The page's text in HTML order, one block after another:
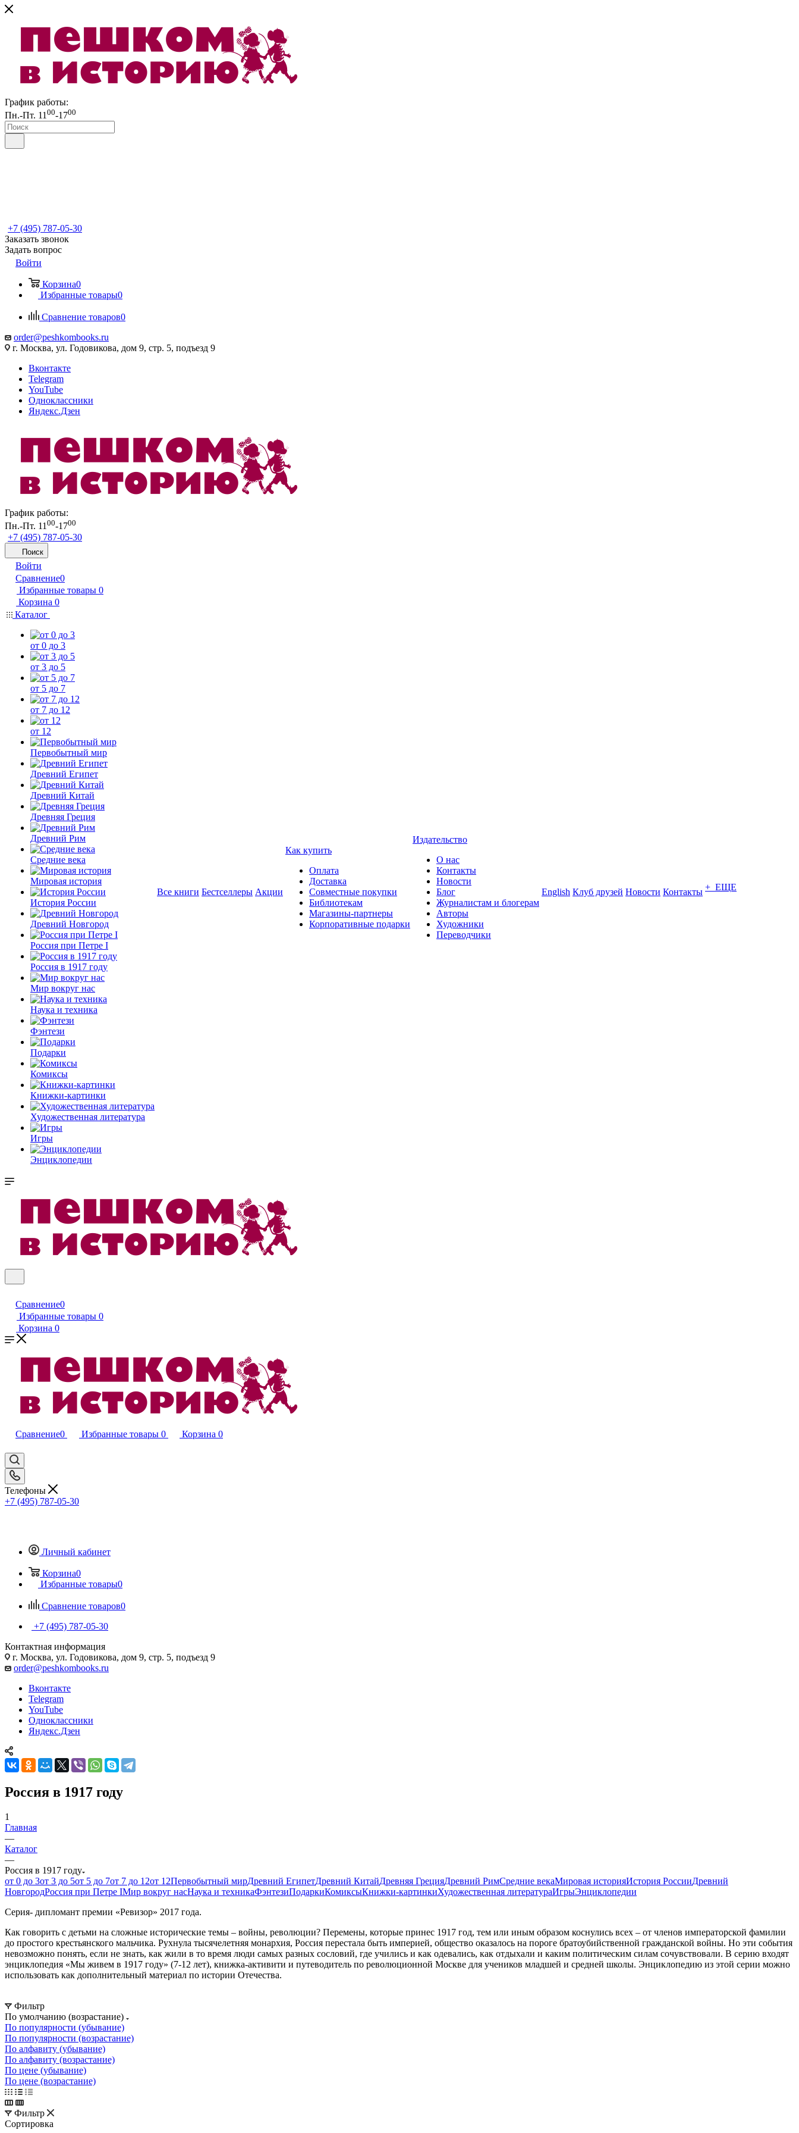
График работы:
Пн.-Пт. 11 00-1700
+7 (495) 787-05-30
Заказать звонок
Задать вопрос
Войти
Корзина0
Избранные товары0
Сравнение товаров0
order@peshkombooks.ru
г. Москва, ул. Годовикова, дом 9, стр. 5, подъезд 9
Вконтакте
Telegram
YouTube
Одноклассники
Яндекс.Дзен
График работы:
Пн.-Пт. 1100-1700
+7 (495) 787-05-30
Поиск
Войти
Сравнение0
Избранные товары 0
Корзина 0
Каталог
от 0 до 3
от 3 до 5
от 5 до 7
от 7 до 12
от 12
Первобытный мир
Древний Египет
Древний Китай
Древняя Греция
Древний Рим
Средние века
Мировая история
История России
Древний Новгород
Россия при Петре I
Россия в 1917 году
Мир вокруг нас
Наука и техника
Фэнтези
Подарки
Комиксы
Книжки-картинки
Художественная литература
Игры
Энциклопедии
Все книги Бестселлеры Акции
Как купить
Оплата
Доставка
Совместные покупки
Библиотекам
Магазины-партнеры
Корпоративные подарки
Издательство
О нас
Контакты
Новости
Блог
Журналистам и блогерам
Авторы
Художники
Переводчики
English Клуб друзей Новости Контакты + ЕЩЕ
Сравнение0
Избранные товары 0
Корзина 0
Сравнение0 Избранные товары 0 Корзина 0
Телефоны
+7 (495) 787-05-30
Личный кабинет
Корзина0
Избранные товары0
Сравнение товаров0
+7 (495) 787-05-30
Контактная информация
г. Москва, ул. Годовикова, дом 9, стр. 5, подъезд 9
order@peshkombooks.ru
Вконтакте
Telegram
YouTube
Одноклассники
Яндекс.Дзен
Россия в 1917 году
1
Главная
—
Каталог
—
Россия в 1917 году
от 0 до 3от 3 до 5от 5 до 7от 7 до 12от 12Первобытный мирДревний ЕгипетДревний КитайДревняя ГрецияДревний РимСредние векаМировая историяИстория РоссииДревний
НовгородРоссия при Петре IМир вокруг насНаука и техникаФэнтезиПодаркиКомиксыКнижки-картинкиХудожественная литератураИгрыЭнциклопедии
Серия- дипломант премии «Ревизор» 2017 года.
Как говорить с детьми на сложные исторические темы – войны, революции? Перемены, которые принес 1917 год, тем или иным образом коснулись всех – от членов императорской фамилии
до простого крестьянского мальчика. Рухнула тысячелетняя монархия, Россия перестала быть империей, общество оказалось на пороге братоубийственной гражданской войны. Но эти события
невозможно понять, если не знать, как жили в то время люди самых разных сословий, где учились и как одевались, как отдыхали и каким политическим силам сочувствовали. В серию входят
энциклопедия «Мы живем в 1917 году» (7-12 лет), книжка-активити и путеводитель по революционной Москве для учеников младшей и средней школы. Энциклопедию из этой серии можно
использовать как дополнительный материал по истории Отечества.
Фильтр
По умолчанию (возрастание)
По популярности (убывание)
По популярности (возрастание)
По алфавиту (убывание)
По алфавиту (возрастание)
По цене (убывание)
По цене (возрастание)
Фильтр
Сортировка